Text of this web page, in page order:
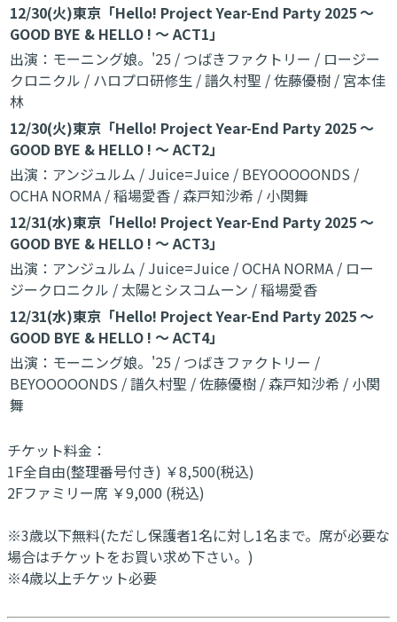
12/30(火)東京「Hello! Project Year-End Party 2025 ～
GOOD BYE & HELLO ! ～ ACT1」
出演：モーニング娘。'25 / つばきファクトリー / ロージー
クロニクル / ハロプロ研修生 / 譜久村聖 / 佐藤優樹 / 宮本佳
林
12/30(火)東京「Hello! Project Year-End Party 2025 ～
GOOD BYE & HELLO ! ～ ACT2」
出演：アンジュルム / Juice=Juice / BEYOOOOONDS /
OCHA NORMA / 稲場愛香 / 森戸知沙希 / 小関舞
12/31(水)東京「Hello! Project Year-End Party 2025 ～
GOOD BYE & HELLO ! ～ ACT3」
出演：アンジュルム / Juice=Juice / OCHA NORMA / ロー
ジークロニクル / 太陽とシスコムーン / 稲場愛香
12/31(水)東京「Hello! Project Year-End Party 2025 ～
GOOD BYE & HELLO ! ～ ACT4」
出演：モーニング娘。'25 / つばきファクトリー /
BEYOOOOONDS / 譜久村聖 / 佐藤優樹 / 森戸知沙希 / 小関
舞
チケット料金：
1F全自由(整理番号付き) ￥8,500(税込)
2Fファミリー席 ￥9,000 (税込)
※3歳以下無料(ただし保護者1名に対し1名まで。席が必要な
場合はチケットをお買い求め下さい。)
※4歳以上チケット必要